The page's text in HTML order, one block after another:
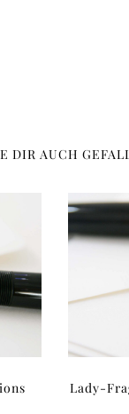
DIR AUCH
Lady-